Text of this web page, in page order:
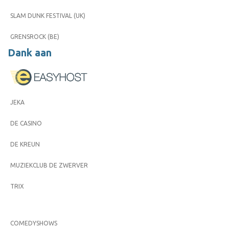
SLAM DUNK FESTIVAL (UK)
GRENSROCK (BE)
Dank aan
JEKA
DE CASINO
DE KREUN
MUZIEKCLUB DE ZWERVER
TRIX
COMEDYSHOWS